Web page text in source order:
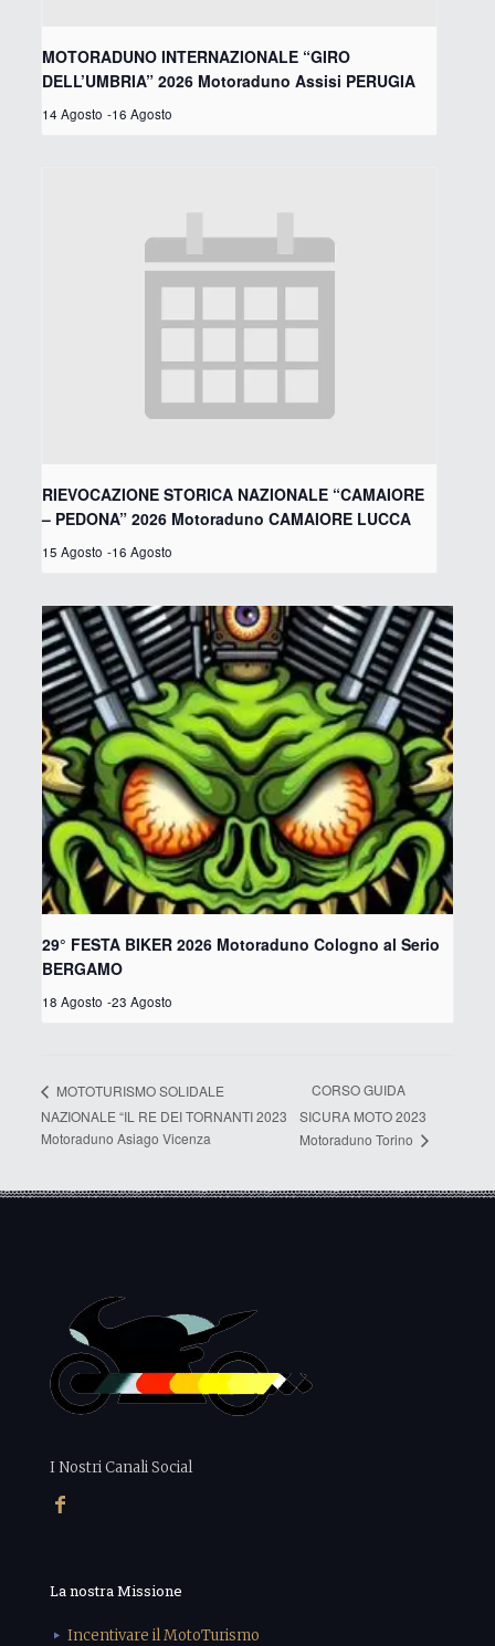
MOTORADUNO INTERNAZIONALE “GIRO
DELL’UMBRIA” 2026 Motoraduno Assisi PERUGIA
14 Agosto -16 Agosto
RIEVOCAZIONE STORICA NAZIONALE “CAMAIORE
– PEDONA” 2026 Motoraduno CAMAIORE LUCCA
15 Agosto -16 Agosto
29° FESTA BIKER 2026 Motoraduno Cologno al Serio
BERGAMO
18 Agosto -23 Agosto
MOTOTURISMO SOLIDALE
NAZIONALE “IL RE DEI TORNANTI 2023
Motoraduno Asiago Vicenza
CORSO GUIDA
SICURA MOTO 2023
Motoraduno Torino
I Nostri Canali Social
La nostra Missione
Incentivare il MotoTurismo